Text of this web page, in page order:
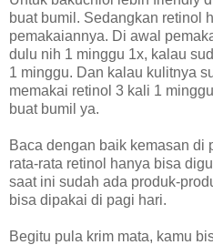
buat bumil. Sedangkan retinol
pemakaiannya. Di awal
dulu nih 1 minggu 1x, kalau
1 minggu. Dan kalau kulitnya
memakai retinol 3 kali 1
buat bumil ya.
Baca dengan baik kemasan di
rata-rata retinol hanya bisa
saat ini sudah ada produk-
bisa dipakai di pagi hari.
Begitu pula krim mata, kamu